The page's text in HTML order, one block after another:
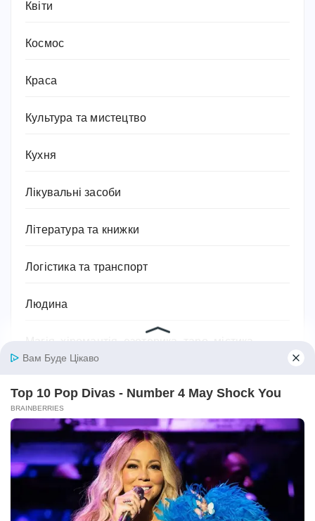
Квіти
Космос
Краса
Культура та мистецтво
Кухня
Лікувальні засоби
Література та книжки
Логістика та транспорт
Людина
Мотивація для спорту
Музика
Навчання